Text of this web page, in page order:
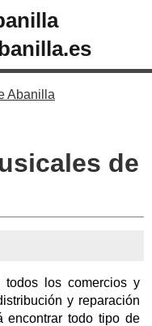
Abanilla
de
todos los comercios y
y reparación
encontrar todo tipo de